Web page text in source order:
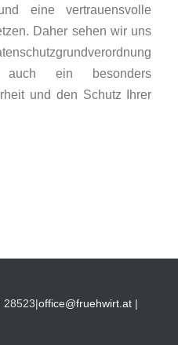
eine vertrauensvolle
Daher sehen wir uns
auch ein besonders
und den Schutz Ihrer
28523|office@fruehwirt.at|